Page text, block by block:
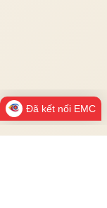
Đã kết nối EMC